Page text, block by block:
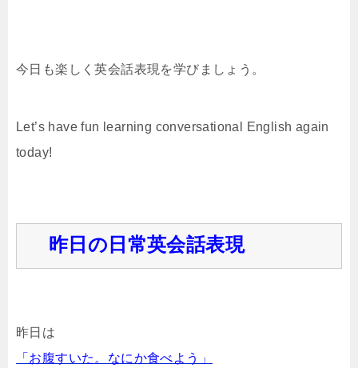
今日も楽しく英会話表現を学びましょう。
Let’s have fun learning conversational English again
today!
昨日の日常英会話表現
昨日は
「お腹すいた。なにか食べよう」